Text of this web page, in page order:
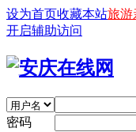
设为首页收藏本站旅游
开启辅助访问
密码